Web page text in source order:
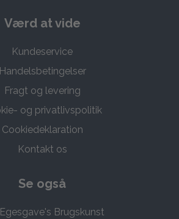
Værd at vide
Kundeservice
Handelsbetingelser
Fragt og levering
og privatlivspolitik
Cookiedeklaration
Kontakt os
Se også
Brugskunst